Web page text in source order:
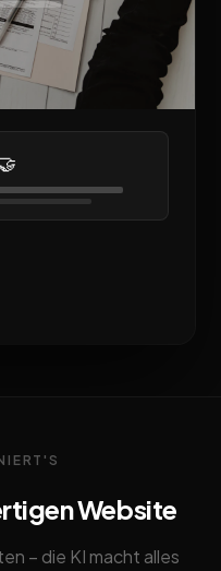
Website
– die KI macht alles